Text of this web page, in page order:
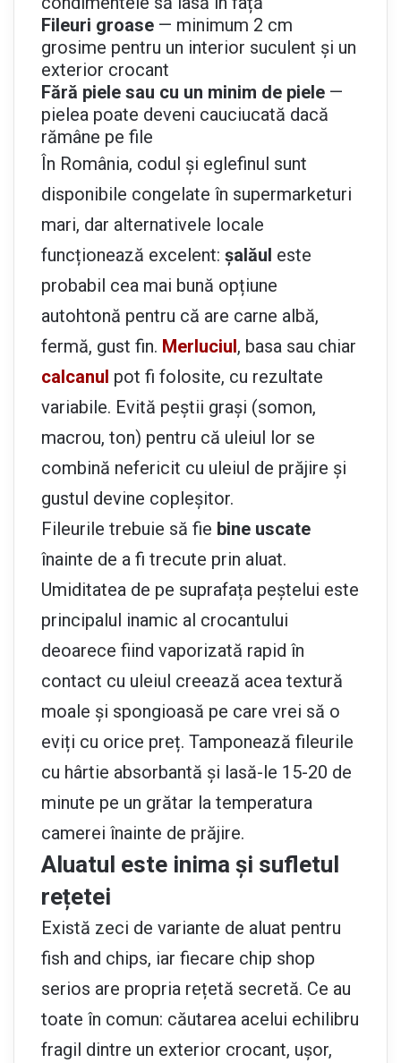
Fileuri groase — minimum 2 cm
grosime pentru un interior suculent și un
exterior crocant
Fără piele sau cu un minim de piele —
pielea poate deveni cauciucată dacă
rămâne pe file
În România, codul și eglefinul sunt
disponibile congelate în supermarketuri
mari, dar alternativele locale
funcționează excelent: șalăul este
probabil cea mai bună opțiune
autohtonă pentru că are carne albă,
fermă, gust fin. Merluciul, basa sau chiar
calcanul pot fi folosite, cu rezultate
variabile. Evită peștii grași (somon,
macrou, ton) pentru că uleiul lor se
combină nefericit cu uleiul de prăjire și
gustul devine copleșitor.
Fileurile trebuie să fie bine uscate
înainte de a fi trecute prin aluat.
Umiditatea de pe suprafața peștelui este
principalul inamic al crocantului
deoarece fiind vaporizată rapid în
contact cu uleiul creează acea textură
moale și spongioasă pe care vrei să o
eviți cu orice preț. Tamponează fileurile
cu hârtie absorbantă și lasă-le 15-20 de
minute pe un grătar la temperatura
camerei înainte de prăjire.
Aluatul este inima și sufletul
rețetei
Există zeci de variante de aluat pentru
fish and chips, iar fiecare chip shop
serios are propria rețetă secretă. Ce au
toate în comun: căutarea acelui echilibru
fragil dintre un exterior crocant, ușor,